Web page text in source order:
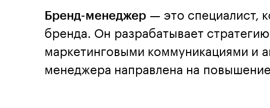
Бренд-менеджер — это специалист,
бренда. Он разрабатывает
маркетинговыми коммуникациями и
менеджера направлена на